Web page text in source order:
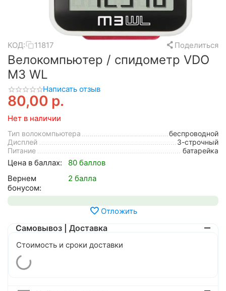
КОД: 11817 Поделиться
Велокомпьютер / спидометр VDO
M3 WL
Написать отзыв
80,00 р.
Нет в наличии
Тип волокомпьютера
беспроводной
Дисплей
3-строчный
Питание
батарейка
Цена в баллах:
80 баллов
Вернем
бонусом:
2 балла
Отложить
Самовывоз | Доставка
Стоимость и сроки доставки